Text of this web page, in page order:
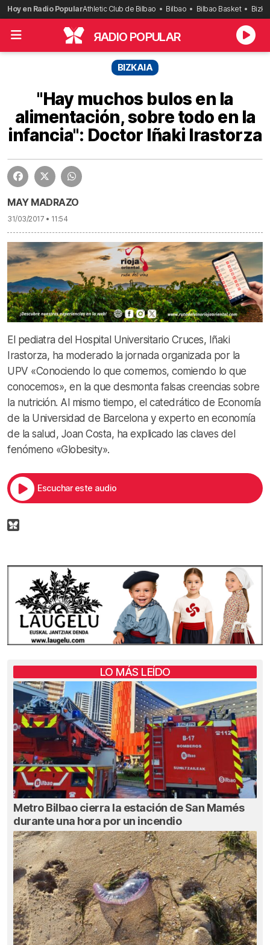
Saltar
al
contenido
Hoy en Radio PopularAthletic Club de Bilbao Bilbao Bilbao Basket
RADIO POPULAR
BIZKAIA
"Hay muchos bulos en la
alimentación, sobre todo en la
infancia": Doctor Iñaki Irastorza
MAY MADRAZO
31/03/2017 • 11:54
El pediatra del Hospital Universitario Cruces, Iñaki
Irastorza, ha moderado la jornada organizada por la
UPV «Conociendo lo que comemos, comiendo lo que
conocemos», en la que desmonta falsas creencias sobre
la nutrición. Al mismo tiempo, el catedrático de Economía
de la Universidad de Barcelona y experto en economía
de la salud, Joan Costa, ha explicado las claves del
fenómeno «Globesity».
Escuchar este audio
LO MÁS LEÍDO
Metro Bilbao cierra la estación de San Mamés
durante una hora por un incendio